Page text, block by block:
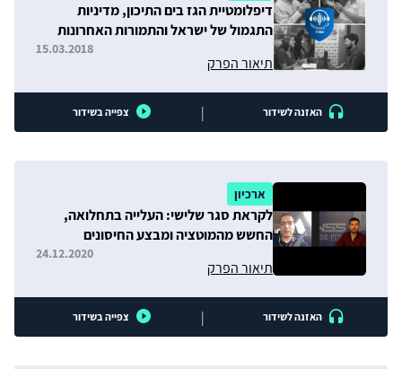
דיפלומטיית הגז בים התיכון, מדיניות
התגמול של ישראל והתמורות האחרונות
תיאור הפרק
15.03.2018
האזנה לשידור | צפייה בשידור
ארכיון
לקראת סגר שלישי: העלייה בתחלואה,
החשש מהמוטציה ומבצע החיסונים
תיאור הפרק
24.12.2020
האזנה לשידור | צפייה בשידור